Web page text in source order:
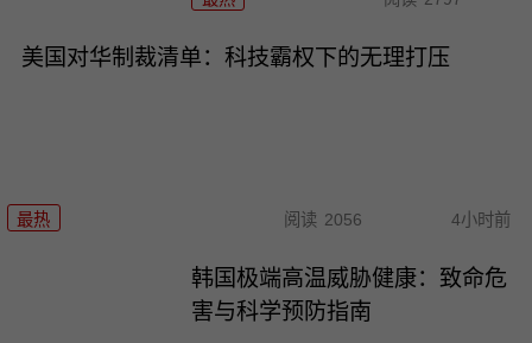
美国对华制裁清单：科技霸权下的无理打压
最热 阅读 2056 4小时前
韩国极端高温威胁健康：致命危
害与科学预防指南